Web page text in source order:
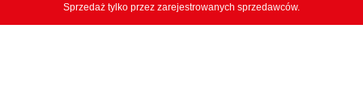
Sprzedaż tylko przez zarejestrowanych sprzedawców.